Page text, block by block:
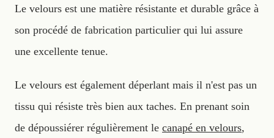
Le velours est une matière résistante et durable grâce à
son procédé de fabrication particulier qui lui assure
une excellente tenue.
Le velours est également déperlant mais il n'est pas un
tissu qui résiste très bien aux taches. En prenant soin
de dépoussiérer régulièrement le canapé en velours,